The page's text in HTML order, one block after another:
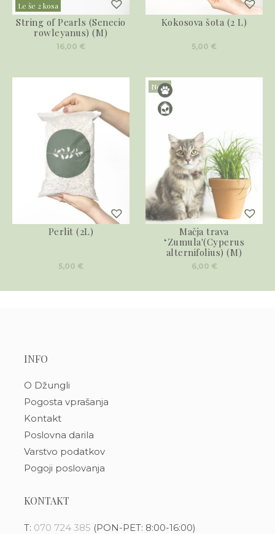
Le še 2 kosa
String of Pearls (Senecio
rowleyanus) (M)
16,00 €
Kokosova šota (2 L)
5,00 €
Perlit (2L)
5,00 €
Novo
Mačja trava
‘Zumula'(Cyperus
alternifolius) (M)
6,00 €
INFO
O Džungli
Pogosta vprašanja
Kontakt
Poslovna darila
Varstvo podatkov
Pogoji poslovanja
KONTAKT
T: 070 724 385 (PON-PET: 8:00-16:00)